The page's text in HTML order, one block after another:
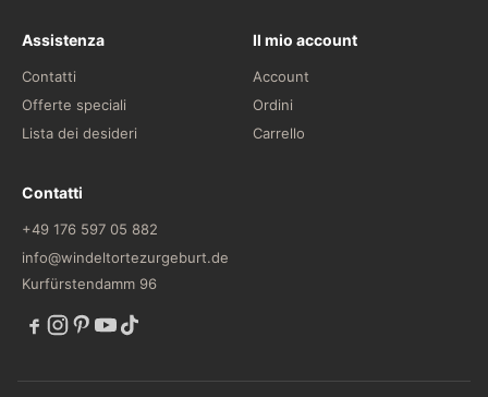
Assistenza
Contatti
Offerte speciali
Lista dei desideri
Il mio account
Account
Ordini
Carrello
Contatti
+49 176 597 05 882
info@windeltortezurgeburt.de
Kurfürstendamm 96